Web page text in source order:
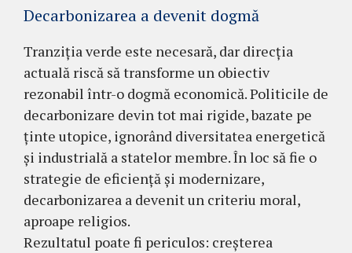
Decarbonizarea a devenit dogmă
Tranziția verde este necesară, dar direcția
actuală riscă să transforme un obiectiv
rezonabil într-o dogmă economică. Politicile de
decarbonizare devin tot mai rigide, bazate pe
ținte utopice, ignorând diversitatea energetică
și industrială a statelor membre. În loc să fie o
strategie de eficiență și modernizare,
decarbonizarea a devenit un criteriu moral,
aproape religios.
Rezultatul poate fi periculos: creșterea